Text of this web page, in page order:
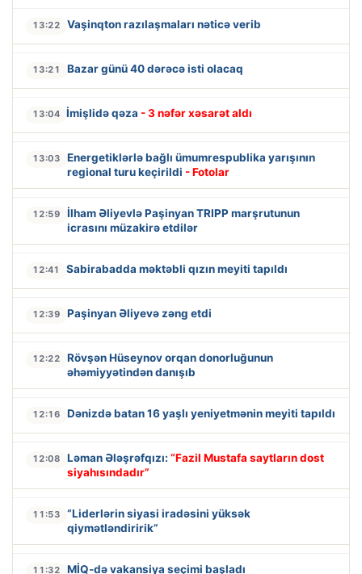
13:22 Vaşinqton razılaşmaları nəticə verib
13:21 Bazar günü 40 dərəcə isti olacaq
13:04 İmişlidə qəza - 3 nəfər xəsarət aldı
13:03
Energetiklərlə bağlı ümumrespublika yarışının
regional turu keçirildi - Fotolar
12:59
İlham Əliyevlə Paşinyan TRIPP marşrutunun
icrasını müzakirə etdilər
12:41 Sabirabadda məktəbli qızın meyiti tapıldı
12:39 Paşinyan Əliyevə zəng etdi
12:22
Rövşən Hüseynov orqan donorluğunun
əhəmiyyətindən danışıb
12:16 Dənizdə batan 16 yaşlı yeniyetmənin meyiti tapıldı
12:08 Ləman Ələşrəfqızı: “Fazil Mustafa saytların dost
siyahısındadır”
11:53
“Liderlərin siyasi iradəsini yüksək
qiymətləndiririk”
11:32 MİQ-də vakansiya seçimi başladı